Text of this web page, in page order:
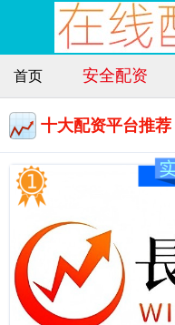
首页 安全配资
十大配资平台推荐